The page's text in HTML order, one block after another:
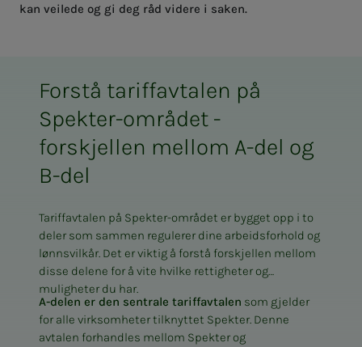
kan veilede og gi deg råd videre i saken.
Forstå tariffavtalen på
Spekter-området -
forskjellen mellom A-del og
B-del
Tariffavtalen på Spekter-området er bygget opp i to
deler som sammen regulerer dine arbeidsforhold og
lønnsvilkår. Det er viktig å forstå forskjellen mellom
disse delene for å vite hvilke rettigheter og
muligheter du har.
A-delen er den sentrale tariffavtalen som gjelder
for alle virksomheter tilknyttet Spekter. Denne
avtalen forhandles mellom Spekter og